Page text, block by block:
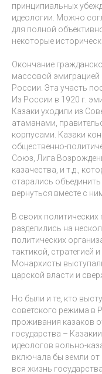
принципиальных
идеологии. Можно
для полной
некоторые
Окончание
массовой эмиграцией
России. Эта участь
Из России в 1920 г.
Казаки уходили из
атаманами,
корпусами. Казаки
общественно-
Союз, Лига
казачества, и т.д.,
старались
вернуться вместе с
В своих политических
разделились на
политических
тактикой, стратегией
Монархисты
царской власти и
Но были и те, кто
советского режима в
проживания казаков
государства –
идеологов вольно-
включала бы земли от
вся жизнь